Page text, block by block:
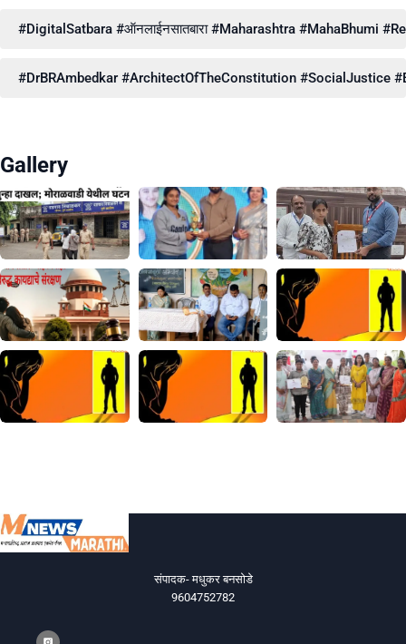
#DigitalSatbara #ऑनलाईनसातबारा #Maharashtra #MahaBhumi
#DrBRAmbedkar #ArchitectOfTheConstitution #SocialJustice
Gallery
संपादक- मधुकर बनसोडे
9604752782